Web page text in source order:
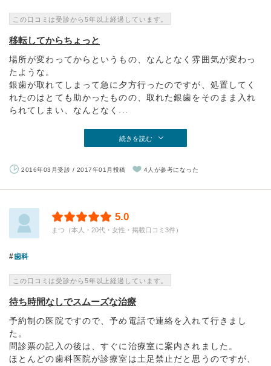
この口コミは受診から5年以上経過しています。
移転してからちょっと
場所が変わってからというもの、なんとなく雰囲気が変わっ
たような。
銀歯が取れてしまって急に夕方行ったのですが、処置してく
れたのはとても助かったものの、取れた銀歯をそのまま入れ
られてしまい、なんとなく...
続きを読む
2016年03月受診 / 2017年01月投稿 4人が参考になった
5.0
まつ（本人・20代・女性・掲載口コミ3件）
歯科
この口コミは受診から5年以上経過しています。
待ち時間なしでスムーズな治療
予約制の医院ですので、予め電話で連絡を入れて行きまし
た。
問診票の記入の後は、すぐに治療室に案内されました。
ほとんどの歯科医院が診療室は土足禁止だと思うのですが、